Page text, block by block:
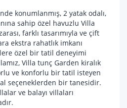
konumlanmış, 2 yatak odalı,
sahip özel havuzlu Villa
farklı tasarımıyla ve çift
ekstra rahatlık imkanı
özel bir tatil deneyimi
Villa tunç Garden kiralık
ve konforlu bir tatil isteyen
seçeneklerden bir tanesidir.
ve balayı villaları